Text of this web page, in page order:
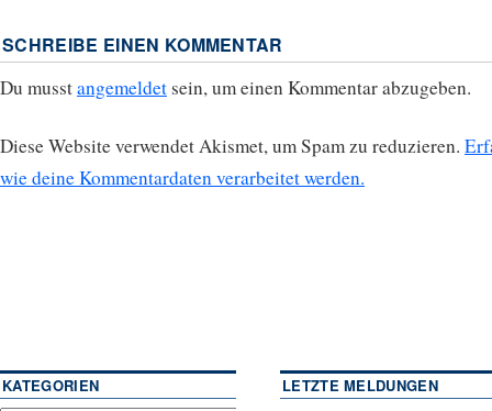
SCHREIBE EINEN KOMMENTAR
Du musstangemeldet sein, um einen Kommentar abzugeben.
Diese Website verwendet Akismet, um Spam zu reduzieren.
wie deine Kommentardaten verarbeitet werden.
KATEGORIEN LETZTE MELDUNGEN